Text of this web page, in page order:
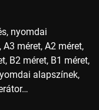
nyomdai
méret, A2 méret,
B2 méret, B1 méret,
alapszínek,